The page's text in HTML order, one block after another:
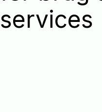
services